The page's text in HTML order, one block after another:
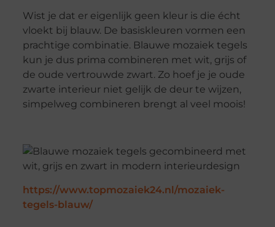
Wist je dat er eigenlijk geen kleur is die écht
vloekt bij blauw. De basiskleuren vormen een
prachtige combinatie. Blauwe mozaiek tegels
kun je dus prima combineren met wit, grijs of
de oude vertrouwde zwart. Zo hoef je je oude
zwarte interieur niet gelijk de deur te wijzen,
simpelweg combineren brengt al veel moois!
https://www.topmozaiek24.nl/mozaiek-
tegels-blauw/